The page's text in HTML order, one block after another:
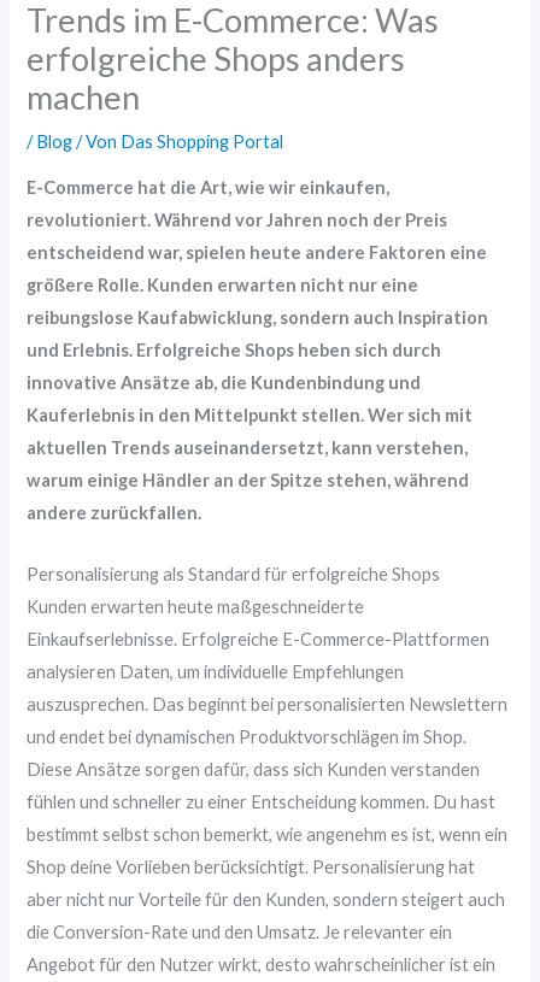
Trends im E-Commerce: Was
erfolgreiche Shops anders
machen
/Blog/ Von Das Shopping Portal
E-Commerce hat die Art, wie wir einkaufen,
revolutioniert. Während vor Jahren noch der Preis
entscheidend war, spielen heute andere Faktoren eine
größere Rolle. Kunden erwarten nicht nur eine
reibungslose Kaufabwicklung, sondern auch Inspiration
und Erlebnis. Erfolgreiche Shops heben sich durch
innovative Ansätze ab, die Kundenbindung und
Kauferlebnis in den Mittelpunkt stellen. Wer sich mit
aktuellen Trends auseinandersetzt, kann verstehen,
warum einige Händler an der Spitze stehen, während
andere zurückfallen.
Personalisierung als Standard für erfolgreiche Shops
Kunden erwarten heute maßgeschneiderte
Einkaufserlebnisse. Erfolgreiche E-Commerce-Plattformen
analysieren Daten, um individuelle Empfehlungen
auszusprechen. Das beginnt bei personalisierten Newslettern
und endet bei dynamischen Produktvorschlägen im Shop.
Diese Ansätze sorgen dafür, dass sich Kunden verstanden
fühlen und schneller zu einer Entscheidung kommen. Du hast
bestimmt selbst schon bemerkt, wie angenehm es ist, wenn ein
Shop deine Vorlieben berücksichtigt. Personalisierung hat
aber nicht nur Vorteile für den Kunden, sondern steigert auch
die Conversion-Rate und den Umsatz. Je relevanter ein
Angebot für den Nutzer wirkt, desto wahrscheinlicher ist ein